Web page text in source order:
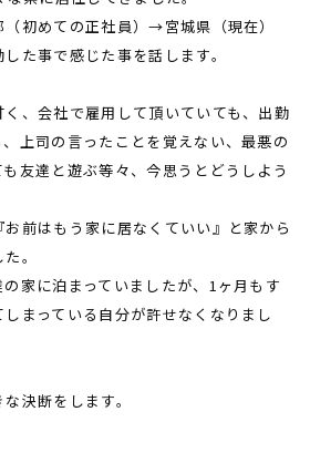
初めての正社員）→宮城県（現在）
た事で感じた事を話します。
、会社で雇用して頂いていても、出勤
上司の言ったことを覚えない、最悪の
友達と遊ぶ等々、今思うとどうしよう
前はもう家に居なくていい』と家から
。
家に泊まっていましたが、 1 ヶ月もす
まっている自分が許せなくなりまし
決断をしま す。